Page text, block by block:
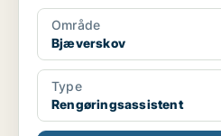
Område
Bjæverskov
Type
Rengøringsassistent